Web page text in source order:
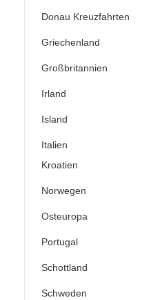
Donau Kreuzfahrten
Griechenland
Großbritannien
Irland
Island
Italien
Kroatien
Norwegen
Osteuropa
Portugal
Schottland
Schweden